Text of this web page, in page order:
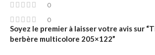
0
0
Soyez le premier à laisser votre avis sur
berbère multicolore 205×122”